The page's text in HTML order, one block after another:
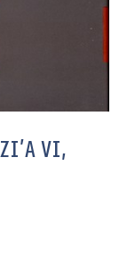
VI,